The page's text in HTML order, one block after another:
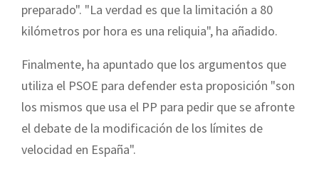
preparado". "La verdad es que la limitación a 80
kilómetros por hora es una reliquia", ha añadido.
Finalmente, ha apuntado que los argumentos que
utiliza el PSOE para defender esta proposición "son
los mismos que usa el PP para pedir que se afronte
el debate de la modificación de los límites de
velocidad en España".